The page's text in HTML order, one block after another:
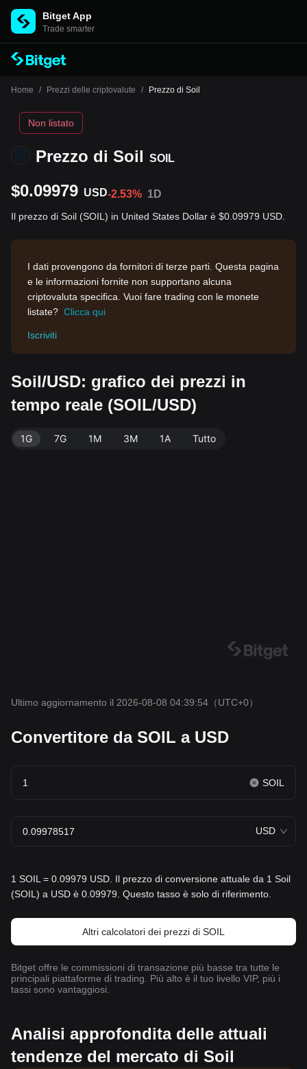
Bitget App
Trade smarter
Home / Prezzi delle criptovalute / Prezzo di Soil
Prezzo di Soil SOIL
Non listato
$0.09979 USD-2.53% 1D
Il prezzo di Soil (SOIL) in United States Dollar è $0.09979 USD.
I dati provengono da fornitori di terze parti. Questa pagina
e le informazioni fornite non supportano alcuna
criptovaluta specifica. Vuoi fare trading con le monete
listate? Clicca qui
Iscriviti
Soil/USD: grafico dei prezzi in
tempo reale (SOIL/USD)
1G 7G 1M 3M 1A Tutto
Ultimo aggiornamento il 2026-08-08 04:39:54 （UTC+0）
Convertitore da SOIL a USD
SOIL
USD
1 SOIL = 0.09979 USD. Il prezzo di conversione attuale da 1 Soil
(SOIL) a USD è 0.09979. Questo tasso è solo di riferimento.
Altri calcolatori dei prezzi di SOIL
Bitget offre le commissioni di transazione più basse tra tutte le
principali piattaforme di trading. Più alto è il tuo livello VIP, più i
tassi sono vantaggiosi.
Analisi approfondita delle attuali
tendenze del mercato di Soil